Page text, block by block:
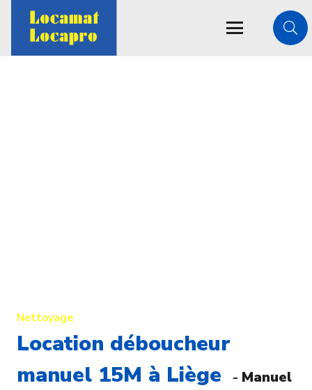
Nettoyage
Location déboucheur
manuel 15M à Liège
- Manuel